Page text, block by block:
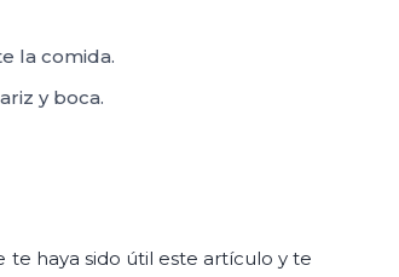
la comida.
y boca.
te haya sido útil este artículo y te